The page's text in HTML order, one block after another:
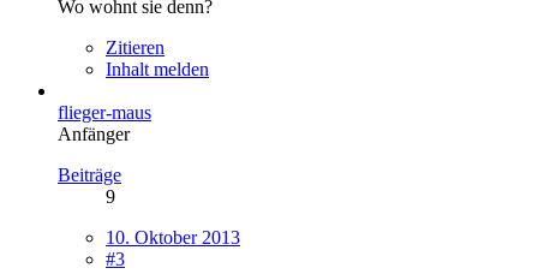
Wo wohnt sie denn?
Zitieren
Inhalt melden
flieger-maus
Anfänger
Beiträge
9
10. Oktober 2013
#3